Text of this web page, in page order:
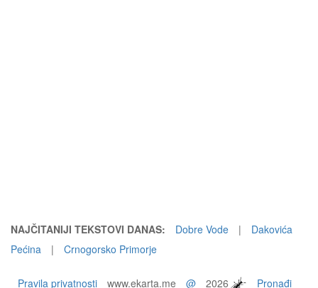
NAJČITANIJI TEKSTOVI DANAS: Dobre Vode |
Dakovića
Pećina
| Crnogorsko Primorje
Pravila privatnosti www.ekarta.me @ 2026
Pronađi